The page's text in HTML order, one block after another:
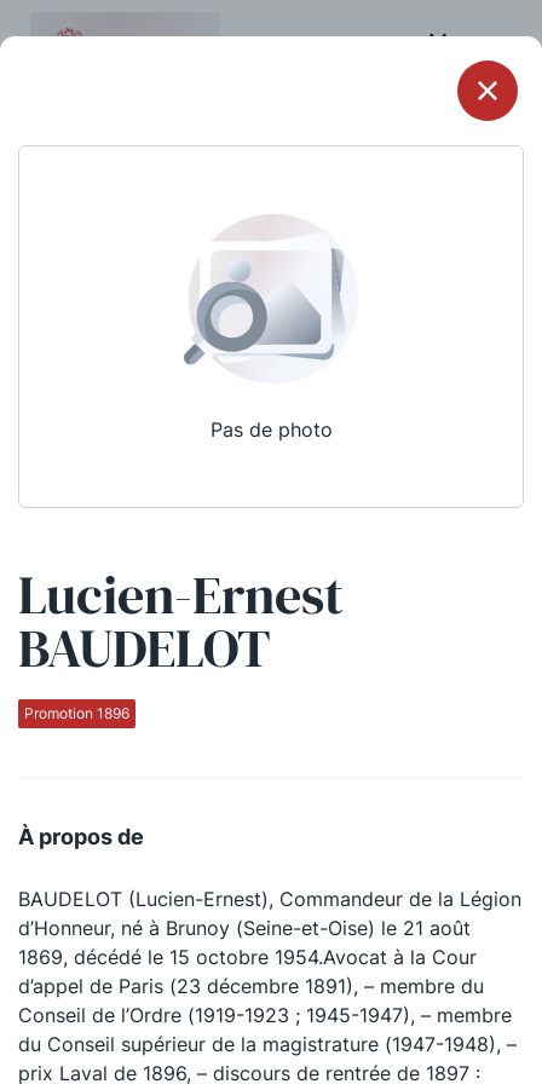
Menu
Pas de photo
Lucien-Ernest
BAUDELOT
Promotion 1896
À propos de
BAUDELOT (Lucien-Ernest), Commandeur de la Légion
d’Honneur, né à Brunoy (Seine-et-Oise) le 21 août
1869, décédé le 15 octobre 1954.Avocat à la Cour
d’appel de Paris (23 décembre 1891), – membre du
Conseil de l’Ordre (1919-1923 ; 1945-1947), – membre
du Conseil supérieur de la magistrature (1947-1948), –
prix Laval de 1896, – discours de rentrée de 1897 :
Qui sommes-nous ?
La Conférence
La défense pénale
Le Concours de la Conférence
La Conférence Berryer
La Petite Conférence